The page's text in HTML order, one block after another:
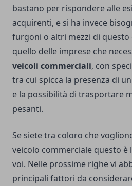
bastano per rispondere alle
acquirenti, e si ha invece
furgoni o altri mezzi di questo
quello delle imprese che
veicoli commerciali, con
tra cui spicca la presenza di
e la possibilità di trasportare
pesanti.
Se siete tra coloro che
veicolo commerciale questo è
voi. Nelle prossime righe vi
principali fattori da